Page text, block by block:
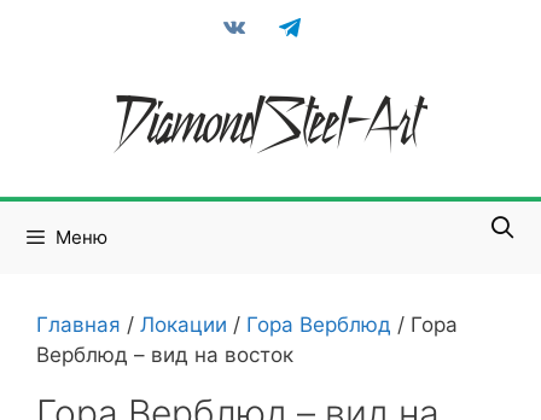
vkontaktetelegram
Меню
Главная / Локации / Гора Верблюд / Гора
Верблюд – вид на восток